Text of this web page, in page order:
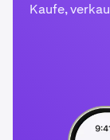
Kaufe,